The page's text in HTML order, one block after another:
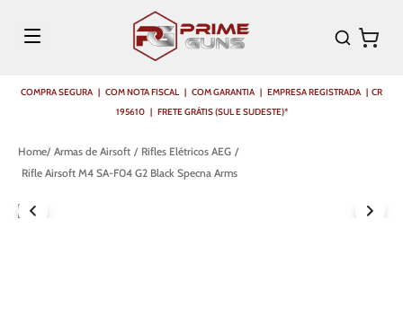
COMPRA SEGURA | COM NOTA FISCAL | COM GARANTIA | EMPRESA REGISTRADA | CR
195610 | FRETE GRÁTIS (SUL E SUDESTE)*
Armas de Airsoft
Rifles Elétricos AEG
Rifle Airsoft M4 SA-F04 G2 Black Specna Arms